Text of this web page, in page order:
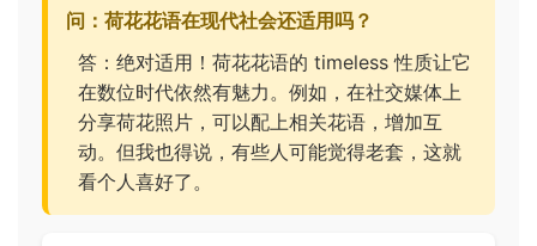
问：荷花花语在现代社会还适用吗？
答：绝对适用！荷花花语的 timeless 性质让它
在数位时代依然有魅力。例如，在社交媒体上
分享荷花照片，可以配上相关花语，增加互
动。但我也得说，有些人可能觉得老套，这就
看个人喜好了。